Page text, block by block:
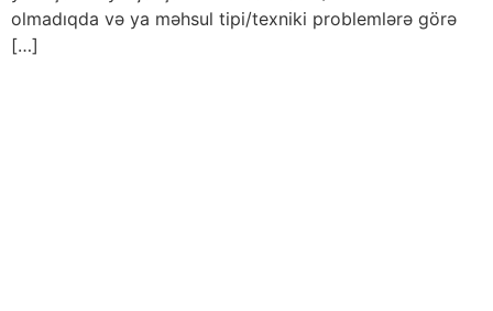
olmadıqda və ya məhsul tipi/texniki problemlərə görə
[…]